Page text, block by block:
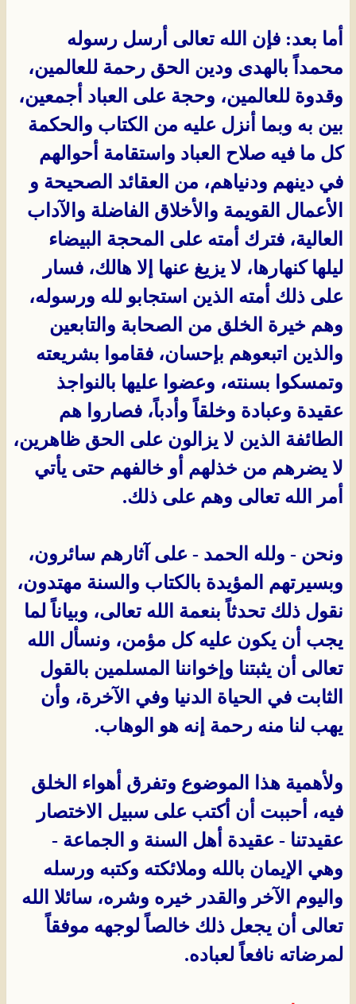
أما بعد: فإن الله تعالى أرسل رسوله
محمداً بالهدى ودين الحق رحمة للعالمين،
وقدوة للعالمين، وحجة على العباد أجمعين،
بين به وبما أنزل عليه من الكتاب والحكمة
كل ما فيه صلاح العباد واستقامة أحوالهم
في دينهم ودنياهم، من العقائد الصحيحة و
الأعمال القويمة والأخلاق الفاضلة والآداب
العالية، فترك أمته على المحجة البيضاء
ليلها كنهارها، لا يزيغ عنها إلا هالك، فسار
على ذلك أمته الذين استجابو لله ورسوله،
وهم خيرة الخلق من الصحابة والتابعين
والذين اتبعوهم بإحسان، فقاموا بشريعته
وتمسكوا بسنته، وعضوا عليها بالنواجذ
عقيدة وعبادة وخلقاً وأدباً، فصاروا هم
الطائفة الذين لا يزالون على الحق ظاهرين،
لا يضرهم من خذلهم أو خالفهم حتى يأتي
أمر الله تعالى وهم على ذلك.
ونحن - ولله الحمد - على آثارهم سائرون،
وبسيرتهم المؤيدة بالكتاب والسنة مهتدون،
نقول ذلك تحدثاً بنعمة الله تعالى، وبياناً لما
يجب أن يكون عليه كل مؤمن، ونسأل الله
تعالى أن يثبتنا وإخواننا المسلمين بالقول
الثابت في الحياة الدنيا وفي الآخرة، وأن
يهب لنا منه رحمة إنه هو الوهاب.
ولأهمية هذا الموضوع وتفرق أهواء الخلق
فيه، أحببت أن أكتب على سبيل الاختصار
عقيدتنا - عقيدة أهل السنة و الجماعة -
وهي الإيمان بالله وملائكته وكتبه ورسله
واليوم الآخر والقدر خيره وشره، سائلا الله
تعالى أن يجعل ذلك خالصاً لوجهه موفقاً
لمرضاته نافعاً لعباده.